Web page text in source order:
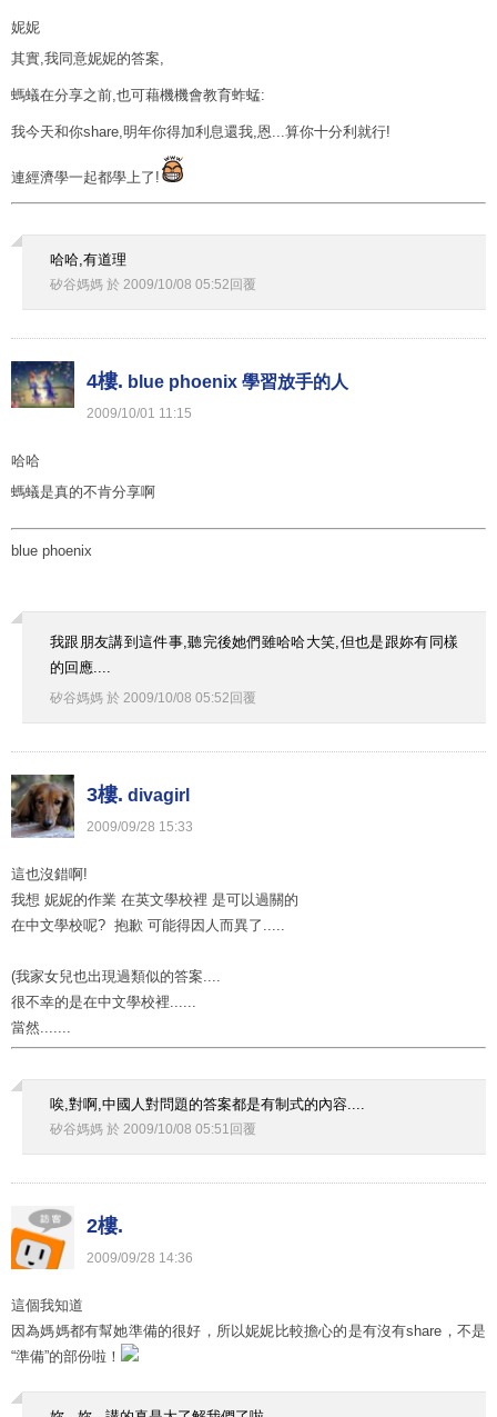
妮妮
其實,我同意妮妮的答案,
螞蟻在分享之前,也可藉機機會教育蚱蜢:
我今天和你share,明年你得加利息還我,恩...算你十分利就行!
連經濟學一起都學上了!
哈哈,有道理
矽谷媽媽 於 2009/10/08 05:52回覆
4樓. blue phoenix 學習放手的人
2009/10/01 11 :15
哈哈
螞蟻是真的不肯分享啊
blue phoenix
我跟朋友講到這件事,聽完後她們雖哈哈大笑,但也是跟妳有同樣
的回應....
矽谷媽媽 於 2009/10/08 05:52回覆
3樓. divagirl
2009/09/28 15:33
這也沒錯啊!
我想 妮妮的作業 在英文學校裡 是可以過關的
在中文學校呢? 抱歉 可能得因人而異了.....
(我家女兒也出現過類似的答案....
很不幸的是在中文學校裡......
當然.......
唉,對啊,中國人對問題的答案都是有制式的內容....
矽谷媽媽 於 2009/10/08 05:51 回覆
2樓.
2009/09/28 14:36
這個我知道
因為媽媽都有幫她準備的很好，所以妮妮比較擔心的是有沒有share，不是
“準備”的部份啦！